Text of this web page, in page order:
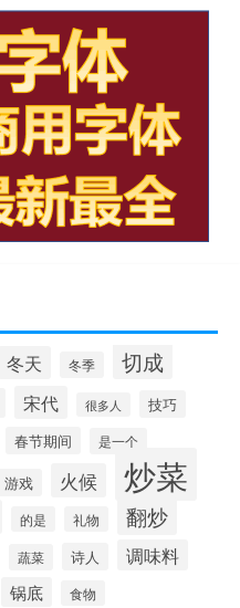
冬天 冬季 切成
宋代 很多人 技巧
春节期间 是一个
游戏 火候 炒菜
的是 礼物 翻炒
蔬菜 诗人 调味料
锅底 食物